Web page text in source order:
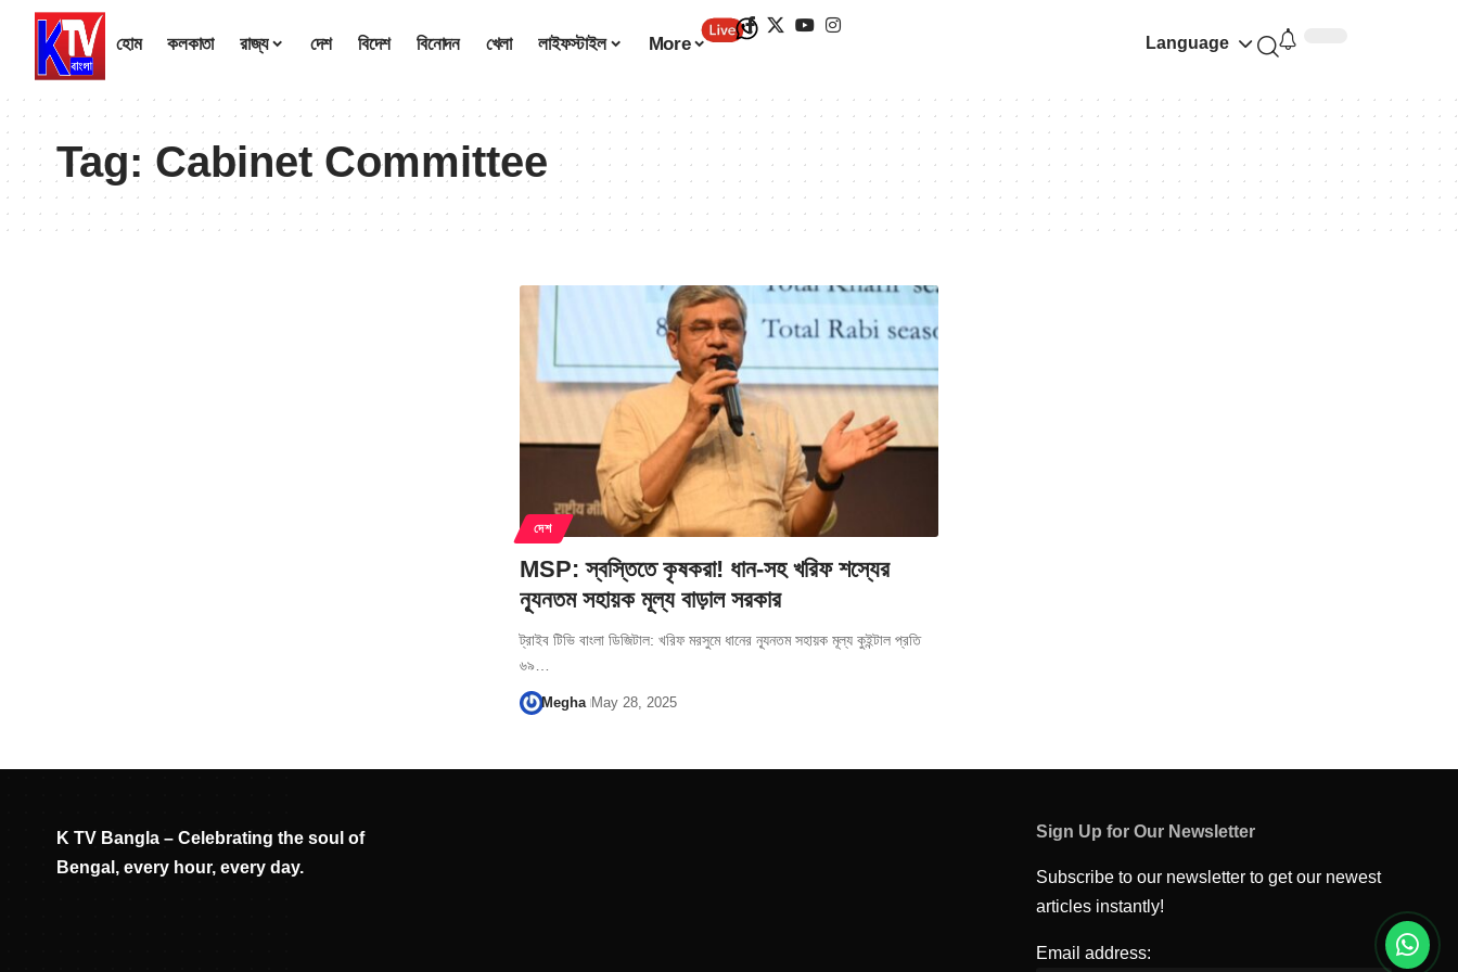
হোম কলকাতা রাজ্য দেশ বিদেশ বিনোদন খেলা লাইফস্টাইল More Language
Tag:Cabinet Committee
দেশ
MSP: স্বস্তিতে কৃষকরা! ধান-সহ খরিফ শস্যের
ন্যূনতম সহায়ক মূল্য বাড়াল সরকার
ট্রাইব টিভি বাংলা ডিজিটাল: খরিফ মরসুমে ধানের ন্যূনতম সহায়ক মূল্য কুইন্টাল প্রতি
৬৯…
Megha May 28, 2025
K TV Bangla – Celebrating the soul of
Bengal, every hour, every day.
Sign Up for Our Newsletter
Subscribe to our newsletter to get our newest
articles instantly!
Email address: